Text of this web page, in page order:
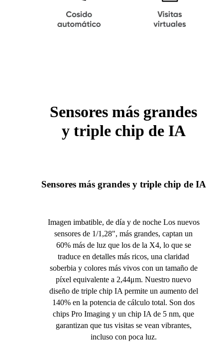
Sensores más grandes
y triple chip de IA
Sensores más grandes y triple chip de IA
Imagen imbatible, de día y de noche Los nuevos
sensores de 1/1,28", más grandes, captan un
60% más de luz que los de la X4, lo que se
traduce en detalles más ricos, una claridad
soberbia y colores más vivos con un tamaño de
píxel equivalente a 2,44μm. Nuestro nuevo
diseño de triple chip IA permite un aumento del
140% en la potencia de cálculo total. Son dos
chips Pro Imaging y un chip IA de 5 nm, que
garantizan que tus visitas se vean vibrantes,
incluso con poca luz.